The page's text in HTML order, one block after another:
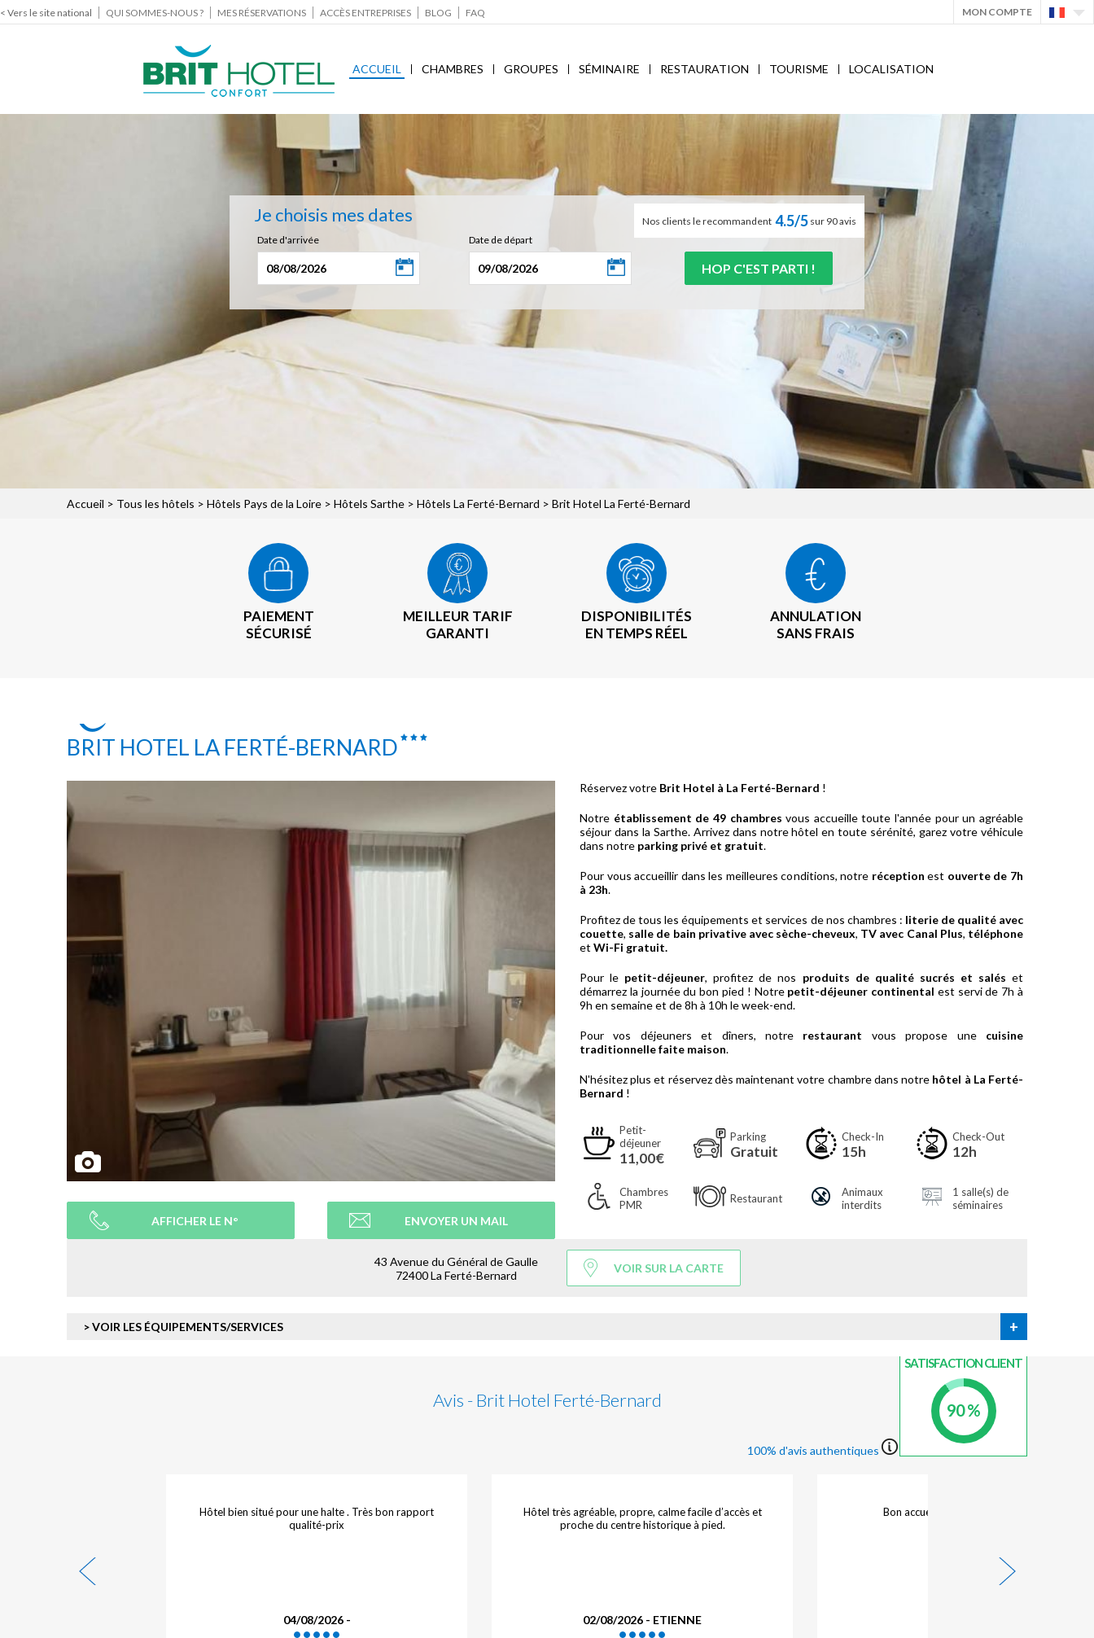
< Vers le site national QUI SOMMES-NOUS ? MES RÉSERVATIONS ACCÈS ENTREPRISES BLOG FAQ MON COMPTE
ACCUEIL CHAMBRES GROUPES SÉMINAIRE RESTAURATION TOURISME LOCALISATION
Je choisis mes dates Nos clients le recommandent 4.5/5 sur 90 avis
Date d'arrivée
Date de départ
Accueil > Tous les hôtels > Hôtels Pays de la Loire > Hôtels Sarthe > Hôtels La Ferté-Bernard > Brit Hotel La Ferté-Bernard
PAIEMENT
SÉCURISÉ
MEILLEUR TARIF
GARANTI
DISPONIBILITÉS
EN TEMPS RÉEL
ANNULATION
SANS FRAIS
BRIT HOTEL LA FERTÉ-BERNARD
AFFICHER LE N° ENVOYER UN MAIL
Réservez votre Brit Hotel à La Ferté-Bernard !
Notre établissement de 49 chambresvous accueille toute l'année pour un agréable
séjour dans la Sarthe. Arrivez dans notre hôtel en toute sérénité, garez votre véhicule
dans notre parking privé et gratuit.
Pour vous accueillir dans les meilleures conditions, notre réception est ouverte de 7h
à 23h.
Profitez de tous les équipements et services de nos chambres : literie de qualité avec
couette, salle de bain privative avec sèche-cheveux, TV avec Canal Plus, téléphone
et Wi-Fi gratuit.
Pour le petit-déjeuner, profitez de nos produits de qualité sucrés et saléset
démarrez la journée du bon pied ! Notre petit-déjeuner continental est servi de 7h à
9h en semaine et de 8h à 10h le week-end.
Pour vos déjeuners et dîners, notre restaurant vous propose une cuisine
traditionnelle faite maison.
N'hésitez plus et réservez dès maintenant votre chambre dans notre hôtel à La Ferté-
Bernard !
Petit-
déjeuner
11,00€
Parking
Gratuit
Check-In
15h
Check-Out
12h
Chambres
PMR
Restaurant
Animaux
interdits
1 salle(s) de
séminaires
43 Avenue du Général de Gaulle
72400 La Ferté-Bernard
VOIR SUR LA CARTE
> VOIR LES ÉQUIPEMENTS/SERVICES +
Avis - Brit Hotel Ferté-Bernard
100% d'avis authentiques
SATISFACTION CLIENT
90 %
Hôtel bien situé pour une halte . Très bon rapport
qualité-prix
04/08/2026 -
Hôtel très agréable, propre, calme facile d’accès et
proche du centre historique à pied.
02/08/2026 - ETIENNE
Bon accueil personnel sympathique.